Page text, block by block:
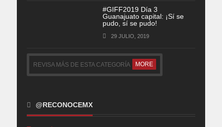
#GIFF2019 Día 3
Guanajuato capital: ¡Sí se
pudo, sí se pudo!
29 JULIO, 2019
REVISA MÁS DE ESTA CATEGORÍA MORE
@RECONOCEMX